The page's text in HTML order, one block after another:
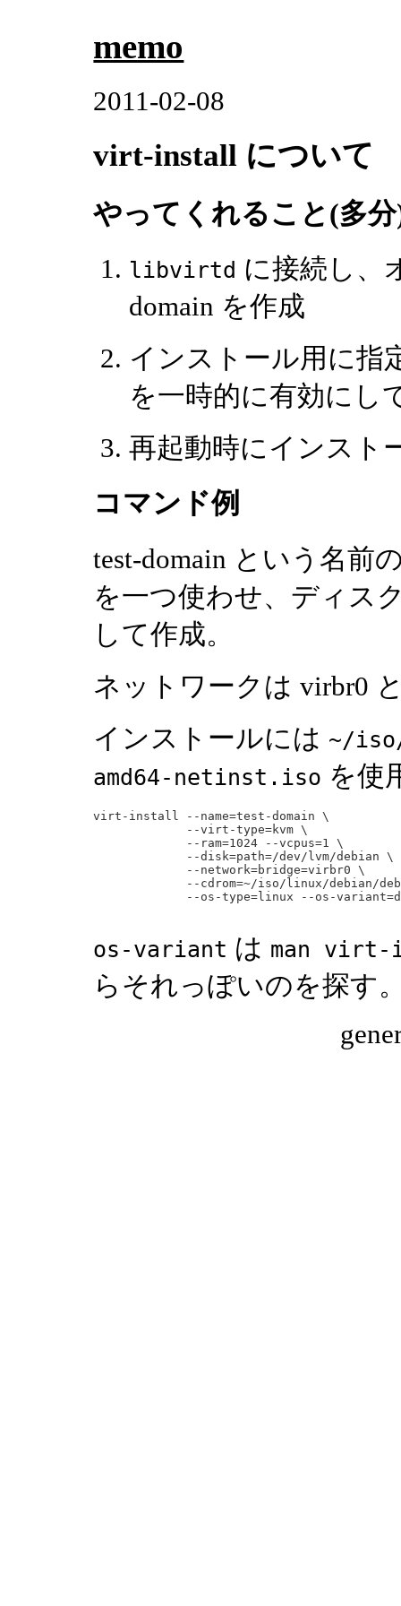
memo
2011-02-08
virt-install について
やってくれること(多
libvirtd に接続し、
domain を作成
インストール用に指
を一時的に有効にし
再起動時にインスト
コマンド例
test-domain という名前
を一つ使わせ、ディス
して作成。
ネットワークは virbr0
インストールには ~/
amd64-netinst.iso を使
virt-install --name=test-domain \
             --virt-type=kvm \
             --ram=1024 --vcpus=1 \
             --disk=path=/dev/lvm/debian \
             --network=bridge=virbr0 \
--cdrom=~/iso/linux/debian/
os-variant は man
らそれっぽいのを探す